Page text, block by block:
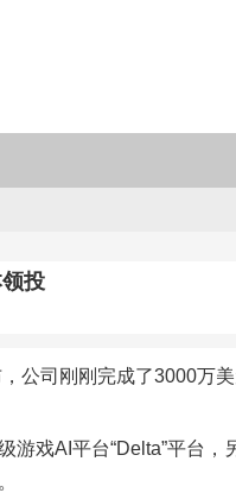
投
公司刚刚完成了3000万
戏AI平台“Delta”平台